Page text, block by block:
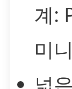
계:
미